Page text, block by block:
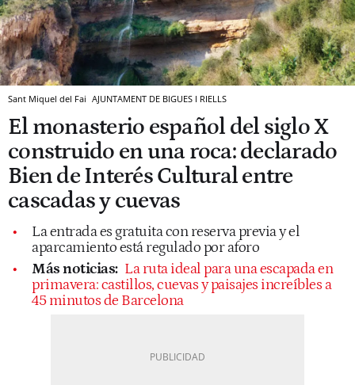
Sant Miquel del Fai AJUNTAMENT DE BIGUES I RIELLS
El monasterio español del siglo X
construido en una roca: declarado
Bien de Interés Cultural entre
cascadas y cuevas
La entrada es gratuita con reserva previa y el
aparcamiento está regulado por aforo
Más noticias: La ruta ideal para una escapada en
primavera: castillos, cuevas y paisajes increíbles a
45 minutos de Barcelona